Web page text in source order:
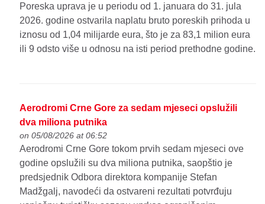
Poreska uprava je u periodu od 1. januara do 31. jula
2026. godine ostvarila naplatu bruto poreskih prihoda u
iznosu od 1,04 milijarde eura, što je za 83,1 milion eura
ili 9 odsto više u odnosu na isti period prethodne godine.
Aerodromi Crne Gore za sedam mjeseci opslužili
dva miliona putnika
on 05/08/2026 at 06:52
Aerodromi Crne Gore tokom prvih sedam mjeseci ove
godine opslužili su dva miliona putnika, saopštio je
predsjednik Odbora direktora kompanije Stefan
Madžgalj, navodeći da ostvareni rezultati potvrđuju